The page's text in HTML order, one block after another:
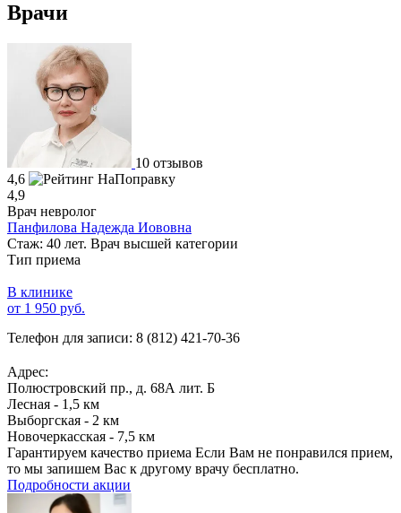
Врачи
10 отзывов
4,6
4,9
Врач невролог
Панфилова Надежда Иововна
Стаж: 40 лет. Врач высшей категории
Тип приема
В клинике
от 1 950 руб.
Телефон для записи: 8 (812) 421-70-36
Адрес:
Полюстровский пр., д. 68А лит. Б
Лесная - 1,5 км
Выборгская - 2 км
Новочеркасская - 7,5 км
Гарантируем качество приема Если Вам не понравился прием,
то мы запишем Вас к другому врачу бесплатно.
Подробности акции